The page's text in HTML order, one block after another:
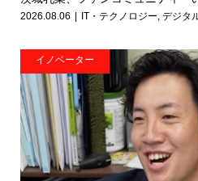
2026.08.06 IT・テクノロジー デジタ
イノベーター